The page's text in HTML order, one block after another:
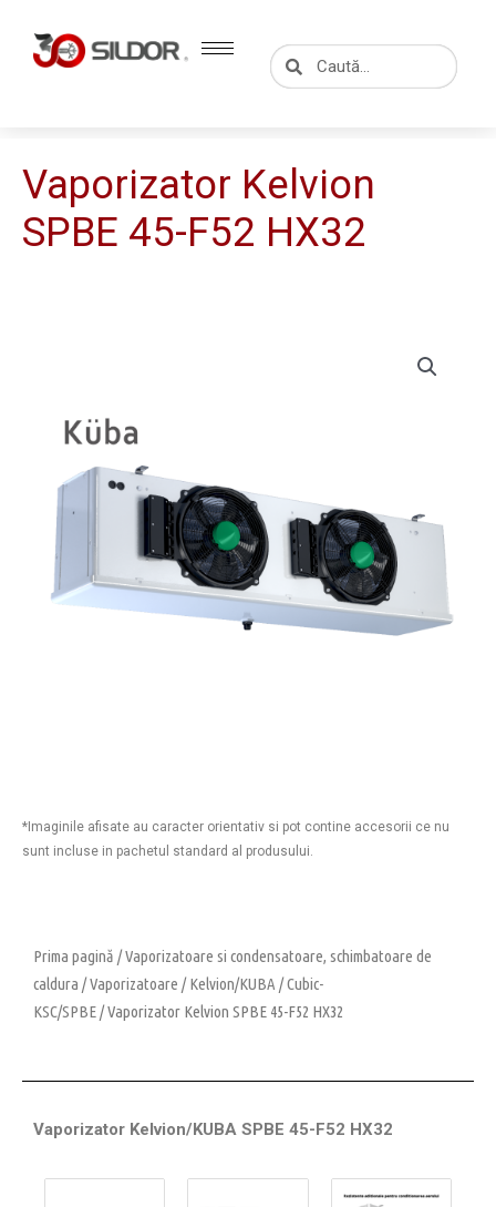
content
CautăCaută
Vaporizator Kelvion
SPBE 45-F52 HX32
*Imaginile afisate au caracter orientativ si pot contine accesorii ce nu
sunt incluse in pachetul standard al produsului.
Prima pagină /Vaporizatoare si condensatoare, schimbatoare de
caldura /Vaporizatoare /Kelvion/KUBA /Cubic-
KSC/SPBE/ Vaporizator Kelvion SPBE 45-F52 HX32
Vaporizator Kelvion/KUBA SPBE 45-F52 HX32